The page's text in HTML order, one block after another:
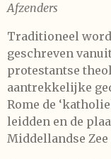
Afzenders
Traditioneel
geschreven
protestantse
aantrekkelijke
Rome de
leidden en de
Middellandse